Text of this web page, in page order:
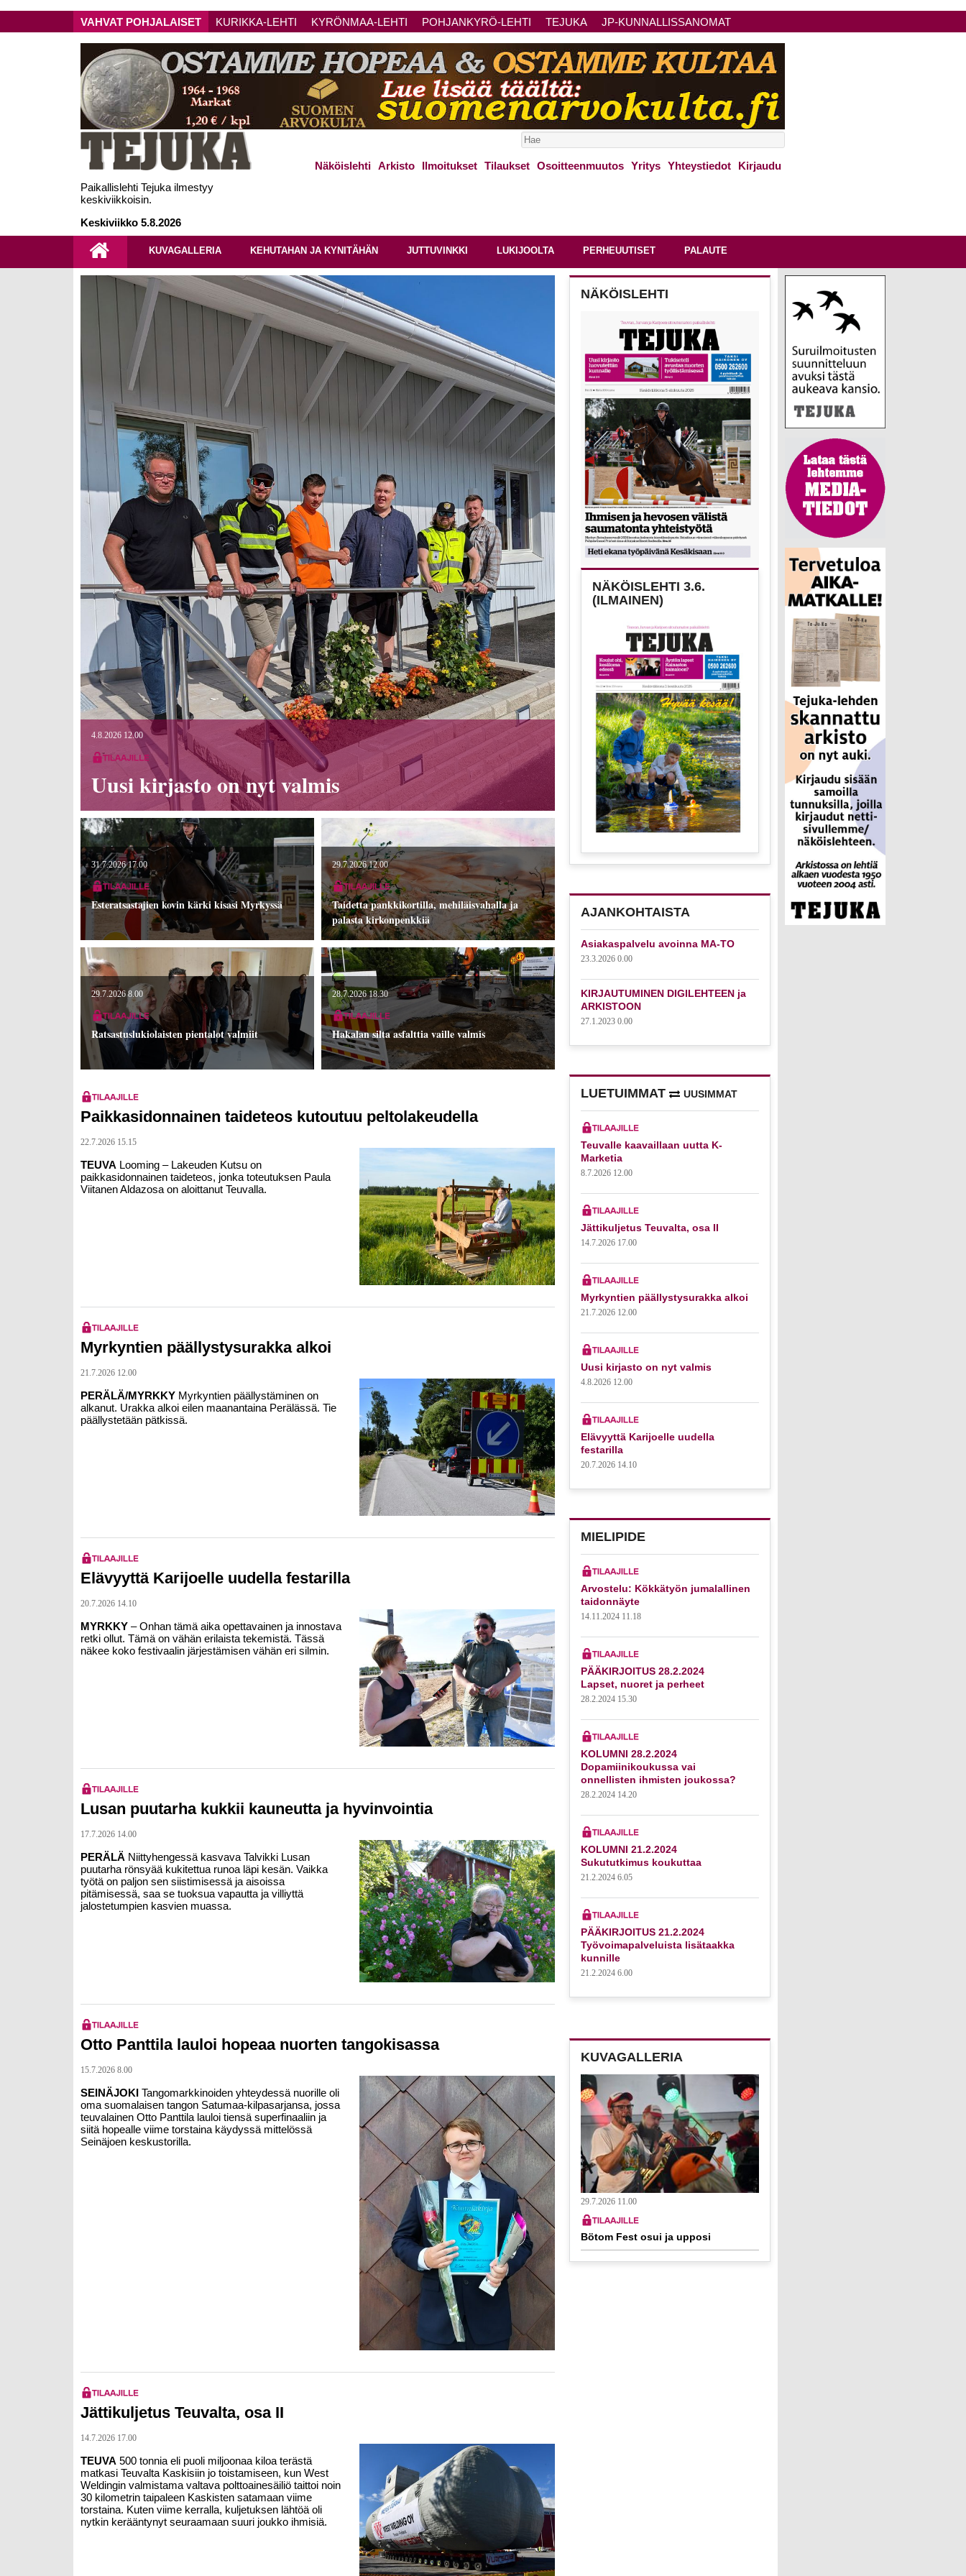
VAHVAT POHJALAISET KURIKKA-LEHTI KYRÖNMAA-LEHTI POHJANKYRÖ-LEHTI TEJUKA JP-KUNNALLISSANOMAT
Paikallislehti Tejuka ilmestyy
keskiviikkoisin.
Keskiviikko 5.8.2026
Näköislehti Arkisto Ilmoitukset Tilaukset Osoitteenmuutos Yritys Yhteystiedot Kirjaudu
KUVAGALLERIA KEHUTAHAN JA KYNITÄHÄN JUTTUVINKKI LUKIJOOLTA PERHEUUTISET PALAUTE
4.8.2026 12.00
Uusi kirjasto on nyt valmis
31.7.2026 17.00
Esteratsastajien kovin kärki kisasi Myrkyssä
29.7.2026 12.00
Taidetta pankkikortilla, mehiläisvahalla ja
palasta kirkonpenkkiä
29.7.2026 8.00
Ratsastuslukiolaisten pientalot valmiit
28.7.2026 18.30
Hakalan silta asfalttia vaille valmis
Paikkasidonnainen taideteos kutoutuu peltolakeudella
22.7.2026 15.15
TEUVA Looming – Lakeuden Kutsu on
paikkasidonnainen taideteos, jonka toteutuksen Paula
Viitanen Aldazosa on aloittanut Teuvalla.
Myrkyntien päällystysurakka alkoi
21.7.2026 12.00
PERÄLÄ/MYRKKY Myrkyntien päällystäminen on
alkanut. Urakka alkoi eilen maanantaina Perälässä. Tie
päällystetään pätkissä.
Elävyyttä Karijoelle uudella festarilla
20.7.2026 14.10
MYRKKY – Onhan tämä aika opettavainen ja innostava
retki ollut. Tämä on vähän erilaista tekemistä. Tässä
näkee koko festivaalin järjestämisen vähän eri silmin.
Lusan puutarha kukkii kauneutta ja hyvinvointia
17.7.2026 14.00
PERÄLÄ Niittyhengessä kasvava Talvikki Lusan
puutarha rönsyää kukitettua runoa läpi kesän. Vaikka
työtä on paljon sen siistimisessä ja aisoissa
pitämisessä, saa se tuoksua vapautta ja villiyttä
jalostetumpien kasvien muassa.
Otto Panttila lauloi hopeaa nuorten tangokisassa
15.7.2026 8.00
SEINÄJOKI Tangomarkkinoiden yhteydessä nuorille oli
oma suomalaisen tangon Satumaa-kilpasarjansa, jossa
teuvalainen Otto Panttila lauloi tiensä superfinaaliin ja
siitä hopealle viime torstaina käydyssä mittelössä
Seinäjoen keskustorilla.
Jättikuljetus Teuvalta, osa II
14.7.2026 17.00
TEUVA 500 tonnia eli puoli miljoonaa kiloa terästä
matkasi Teuvalta Kaskisiin jo toistamiseen, kun West
Weldingin valmistama valtava polttoainesäiliö taittoi noin
30 kilometrin taipaleen Kaskisten satamaan viime
torstaina. Kuten viime kerralla, kuljetuksen lähtöä oli
nytkin kerääntynyt seuraamaan suuri joukko ihmisiä.
NÄKÖISLEHTI
NÄKÖISLEHTI 3.6.
(ILMAINEN)
AJANKOHTAISTA
Asiakaspalvelu avoinna MA-TO
23.3.2026 0.00
KIRJAUTUMINEN DIGILEHTEEN ja
ARKISTOON
27.1.2023 0.00
LUETUIMMAT UUSIMMAT
Teuvalle kaavaillaan uutta K-
Marketia
8.7.2026 12.00
Jättikuljetus Teuvalta, osa II
14.7.2026 17.00
Myrkyntien päällystysurakka alkoi
21.7.2026 12.00
Uusi kirjasto on nyt valmis
4.8.2026 12.00
Elävyyttä Karijoelle uudella
festarilla
20.7.2026 14.10
MIELIPIDE
Arvostelu: Kökkätyön jumalallinen
taidonnäyte
14.11.2024 11.18
PÄÄKIRJOITUS 28.2.2024
Lapset, nuoret ja perheet
28.2.2024 15.30
KOLUMNI 28.2.2024
Dopamiinikoukussa vai
onnellisten ihmisten joukossa?
28.2.2024 14.20
KOLUMNI 21.2.2024
Sukututkimus koukuttaa
21.2.2024 6.05
PÄÄKIRJOITUS 21.2.2024
Työvoimapalveluista lisätaakka
kunnille
21.2.2024 6.00
KUVAGALLERIA
29.7.2026 11.00
Bötom Fest osui ja upposi